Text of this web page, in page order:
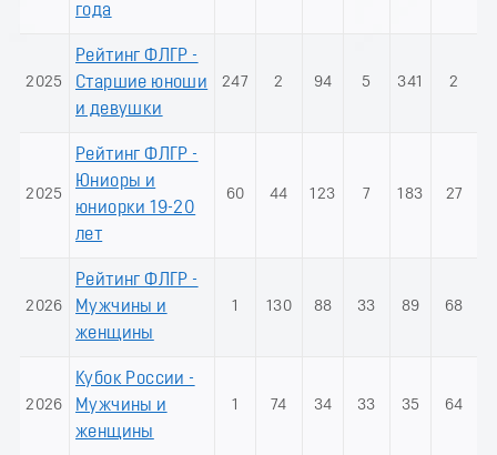
года
2025
Рейтинг ФЛГР -
Старшие юноши
и девушки
247 2 94 5 341 2
2025
Рейтинг ФЛГР -
Юниоры и
юниорки 19-20
лет
60 44 123 7 183 27
2026
Рейтинг ФЛГР -
Мужчины и
женщины
1 130 88 33 89 68
2026
Кубок России -
Мужчины и
женщины
1 74 34 33 35 64